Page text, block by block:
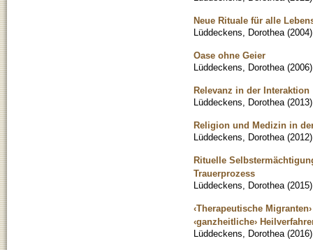
Neue Rituale für alle
Lüddeckens, Dorothea (2004)
Oase ohne Geier
Lüddeckens, Dorothea (2006)
Relevanz in der
Lüddeckens, Dorothea (2013)
Religion und Medizin in
Lüddeckens, Dorothea (2012)
Rituelle
Trauerprozess
Lüddeckens, Dorothea (2015)
‹Therapeutische
‹ganzheitliche›
Lüddeckens, Dorothea (2016)